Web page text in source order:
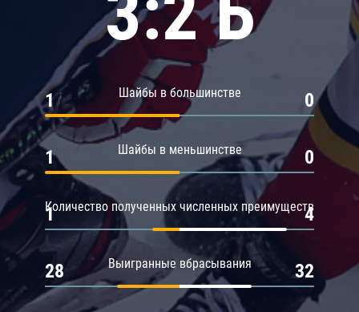
Шайбы в большинстве
1 0
Шайбы в меньшинстве
1 0
Количество полученных численных преимуществ
1 4
Выигранные вбрасывания
28 32